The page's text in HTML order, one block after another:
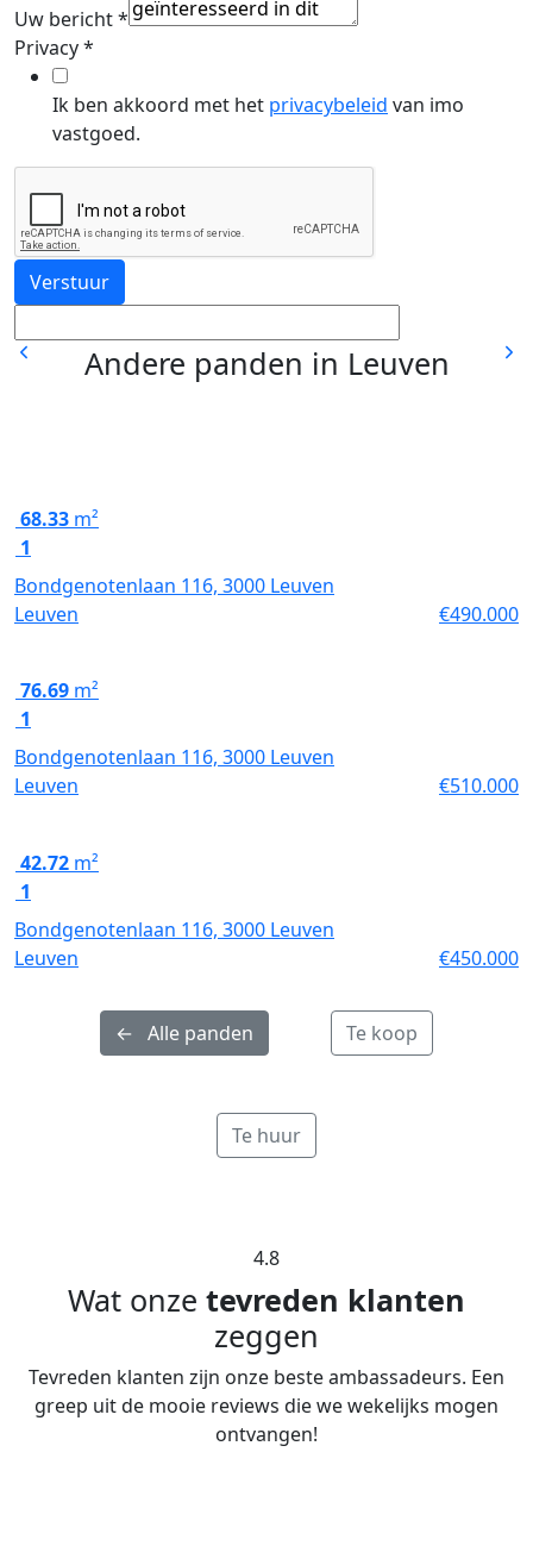
Uw bericht*
Privacy*
Ik ben akkoord met het privacybeleid van imo
vastgoed.
Verstuur
Andere panden in Leuven
68.33 m²
1
Bondgenotenlaan 116, 3000 Leuven
Leuven
€490.000
76.69 m²
1
Bondgenotenlaan 116, 3000 Leuven
Leuven
€510.000
42.72 m²
1
Bondgenotenlaan 116, 3000 Leuven
Leuven
€450.000
← Alle panden Te koop
Te huur
4.8
Wat onze tevreden klanten
zeggen
Tevreden klanten zijn onze beste ambassadeurs. Een
greep uit de mooie reviews die we wekelijks mogen
ontvangen!